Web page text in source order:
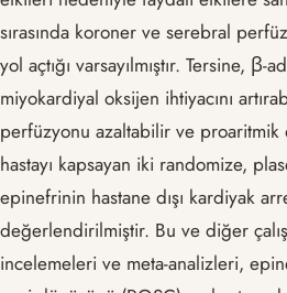
sırasında koroner ve serebral
yol açtığı varsayılmıştır. Tersine,
miyokardiyal oksijen ihtiyacını
perfüzyonu azaltabilir ve
hastayı kapsayan iki randomize,
epinefrinin hastane dışı kardiyak
değerlendirilmiştir. Bu ve diğer
incelemeleri ve meta-analizleri,